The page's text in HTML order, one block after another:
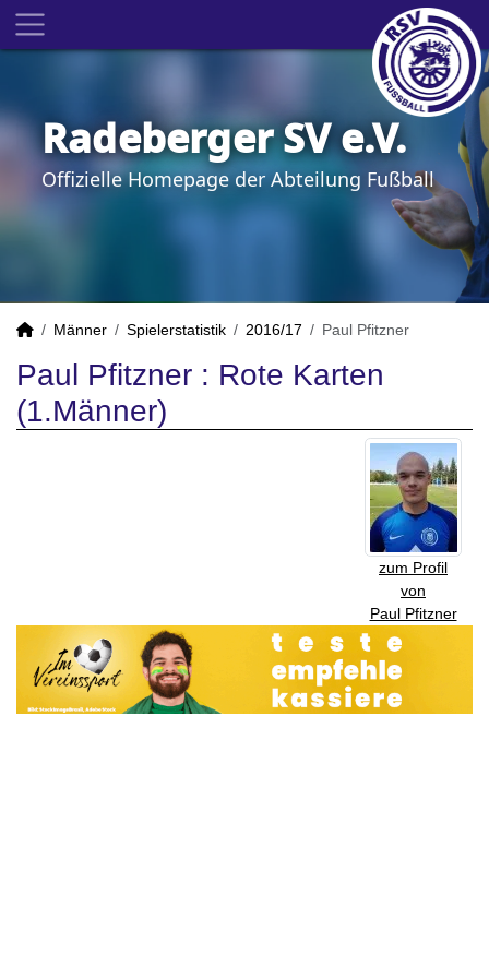
Radeberger SV e.V.
Offizielle Homepage der Abteilung Fußball
Männer Spielerstatistik 2016/17 Paul Pfitzner
Paul Pfitzner : Rote Karten
(1.Männer)
zum Profil
von
Paul Pfitzner